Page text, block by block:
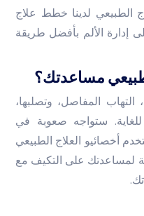
الطبيعي لدينا خطط علاج
الألم بأفضل طريقة
مساعدتك؟
المفاصل، وتصلبها،
ستواجه صعوبة في
أخصائيو العلاج الطبيعي
لمساعدتك على التكيف مع